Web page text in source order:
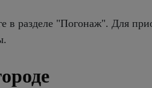
в разделе "Погонаж". Для